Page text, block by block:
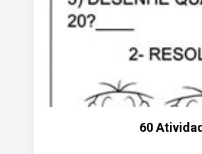
60